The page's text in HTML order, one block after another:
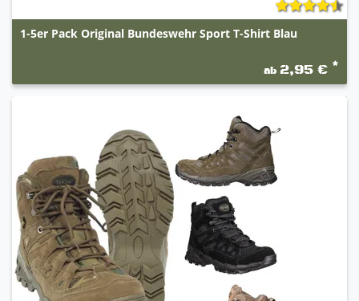
1-5er Pack Original Bundeswehr Sport T-Shirt Blau
ab 2,95 € *